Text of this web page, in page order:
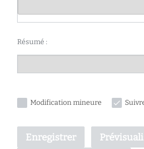
Résumé :
Modification mineure
Enregistrer